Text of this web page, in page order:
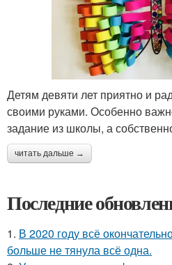
Детям девяти лет приятно и
своими руками. Особенно
задание из школы, а
читать дальше →
Последние
1. В 2020 году всё
больше не тянула всё одна.